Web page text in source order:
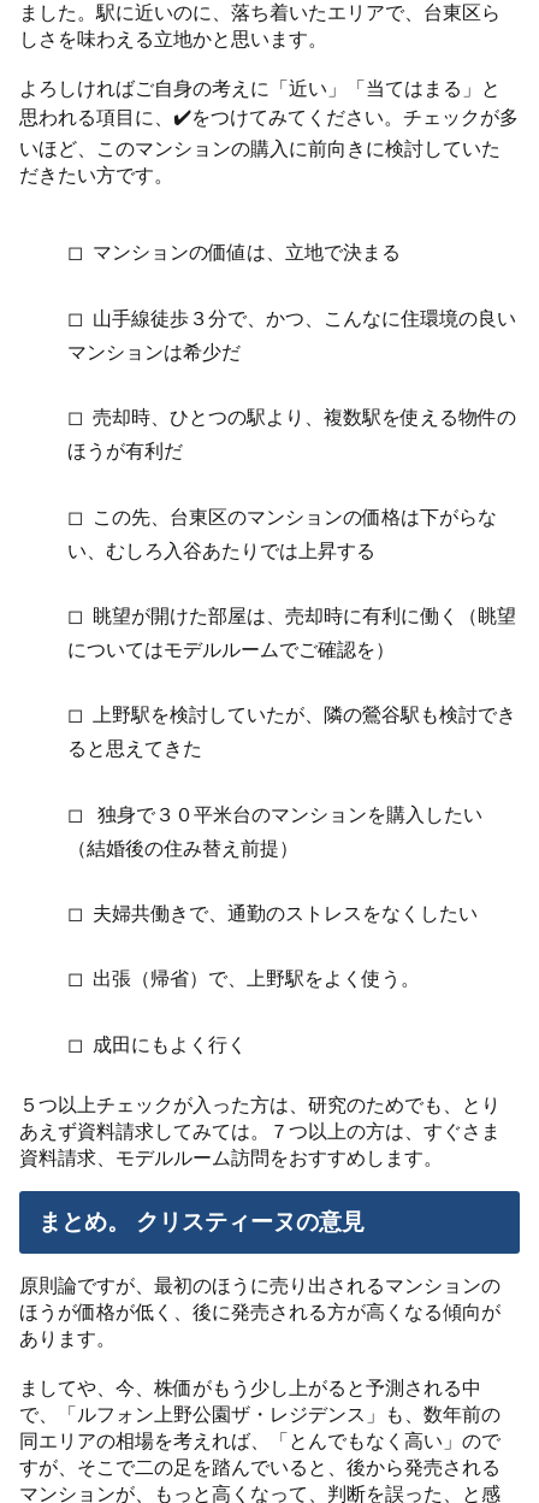
ました。駅に近いのに、落ち着いたエリアで、台東区ら
しさを味わえる立地かと思います。
よろしければご自身の考えに「近い」「当てはまる」と
思われる項目に、✔️をつけてみてください。チェックが多
いほど、このマンションの購入に前向きに検討していた
だきたい方です。
◻︎ マンションの価値は、立地で決まる
◻︎ 山手線徒歩３分で、かつ、こんなに住環境の良い
マンションは希少だ
◻︎ 売却時、ひとつの駅より、複数駅を使える物件の
ほうが有利だ
◻︎ この先、台東区のマンションの価格は下がらな
い、むしろ入谷あたりでは上昇する
◻︎ 眺望が開けた部屋は、売却時に有利に働く（眺望
についてはモデルルームでご確認を）
◻︎ 上野駅を検討していたが、隣の鶯谷駅も検討でき
ると思えてきた
◻︎ 独身で３０平米台のマンションを購入したい
（結婚後の住み替え前提）
◻︎ 夫婦共働きで、通勤のストレスをなくしたい
◻︎ 出張（帰省）で、上野駅をよく使う。
◻︎ 成田にもよく行く
５つ以上チェックが入った方は、研究のためでも、とり
あえず資料請求してみては。７つ以上の方は、すぐさま
資料請求、モデルルーム訪問をおすすめします。
まとめ。 クリスティーヌの意見
原則論ですが、最初のほうに売り出されるマンションの
ほうが価格が低く、後に発売される方が高くなる傾向が
あります。
ましてや、今、株価がもう少し上がると予測される中
で、「ルフォン上野公園ザ・レジデンス」も、数年前の
同エリアの相場を考えれば、「とんでもなく高い」ので
すが、そこで二の足を踏んでいると、後から発売される
マンションが、もっと高くなって、判断を誤った、と感